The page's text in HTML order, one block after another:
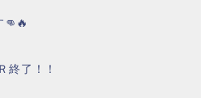
👊🔥
終了！！